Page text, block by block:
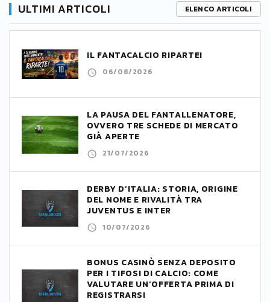
ULTIMI ARTICOLI ELENCO ARTICOLI
IL FANTACALCIO RIPARTE!
06/08/2026
LA PAUSA DEL FANTALLENATORE,
OVVERO TRE SCHEDE DI MERCATO
GIÀ APERTE
21/07/2026
DERBY D’ITALIA: STORIA, ORIGINE
DEL NOME E RIVALITÀ TRA
JUVENTUS E INTER
10/07/2026
BONUS CASINÒ SENZA DEPOSITO
PER I TIFOSI DI CALCIO: COME
VALUTARE UN’OFFERTA PRIMA DI
REGISTRARSI